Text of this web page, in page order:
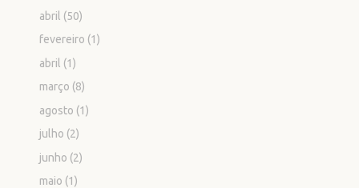
abril (50)
fevereiro (1)
abril (1)
março (8)
agosto (1)
julho (2)
junho (2)
maio (1)